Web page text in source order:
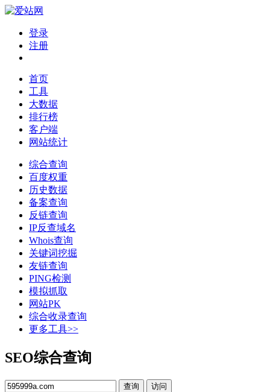
登录
注册
首页
工具
大数据
排行榜
客户端
网站统计
综合查询
百度权重
历史数据
备案查询
反链查询
IP反查域名
Whois查询
关键词挖掘
友链查询
PING检测
模拟抓取
网站PK
综合收录查询
更多工具>>
SEO综合查询